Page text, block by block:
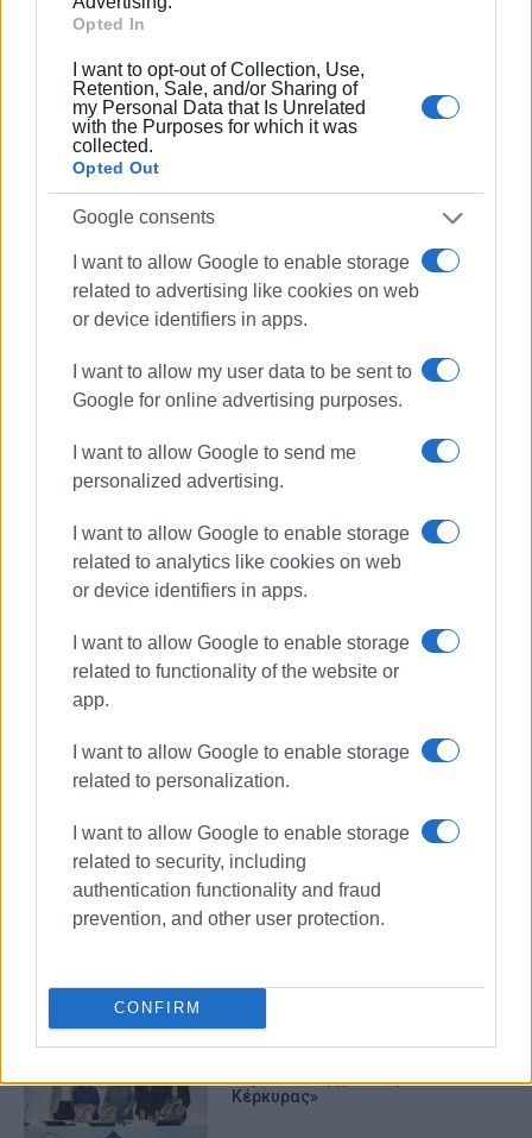
Opted In
I want to opt-out of Collection, Use,
Retention, Sale, and/or Sharing of
my Personal Data that Is Unrelated
with the Purposes for which it was
collected.
Opted Out
Google consents
I want to allow Google to enable storage
related to advertising like cookies on web
or device identifiers in apps.
I want to allow my user data to be sent to
Google for online advertising purposes.
I want to allow Google to send me
personalized advertising.
I want to allow Google to enable storage
related to analytics like cookies on web
or device identifiers in apps.
I want to allow Google to enable storage
related to functionality of the website or
app.
I want to allow Google to enable storage
related to personalization.
I want to allow Google to enable storage
related to security, including
authentication functionality and fraud
prevention, and other user protection.
CONFIRM
Αρχαιολογικό Μουσείο Κέρκυρας
υφυπουργός Πολιτισμού
Κώστας Στρατής
ΣΧΕΤΙΚA AΡΘΡΑ
Κέρκυρας»